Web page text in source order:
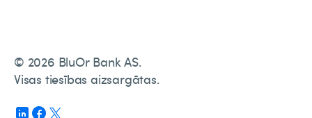
© 2026 BluOr Bank AS.
Visas tiesības aizsargātas.